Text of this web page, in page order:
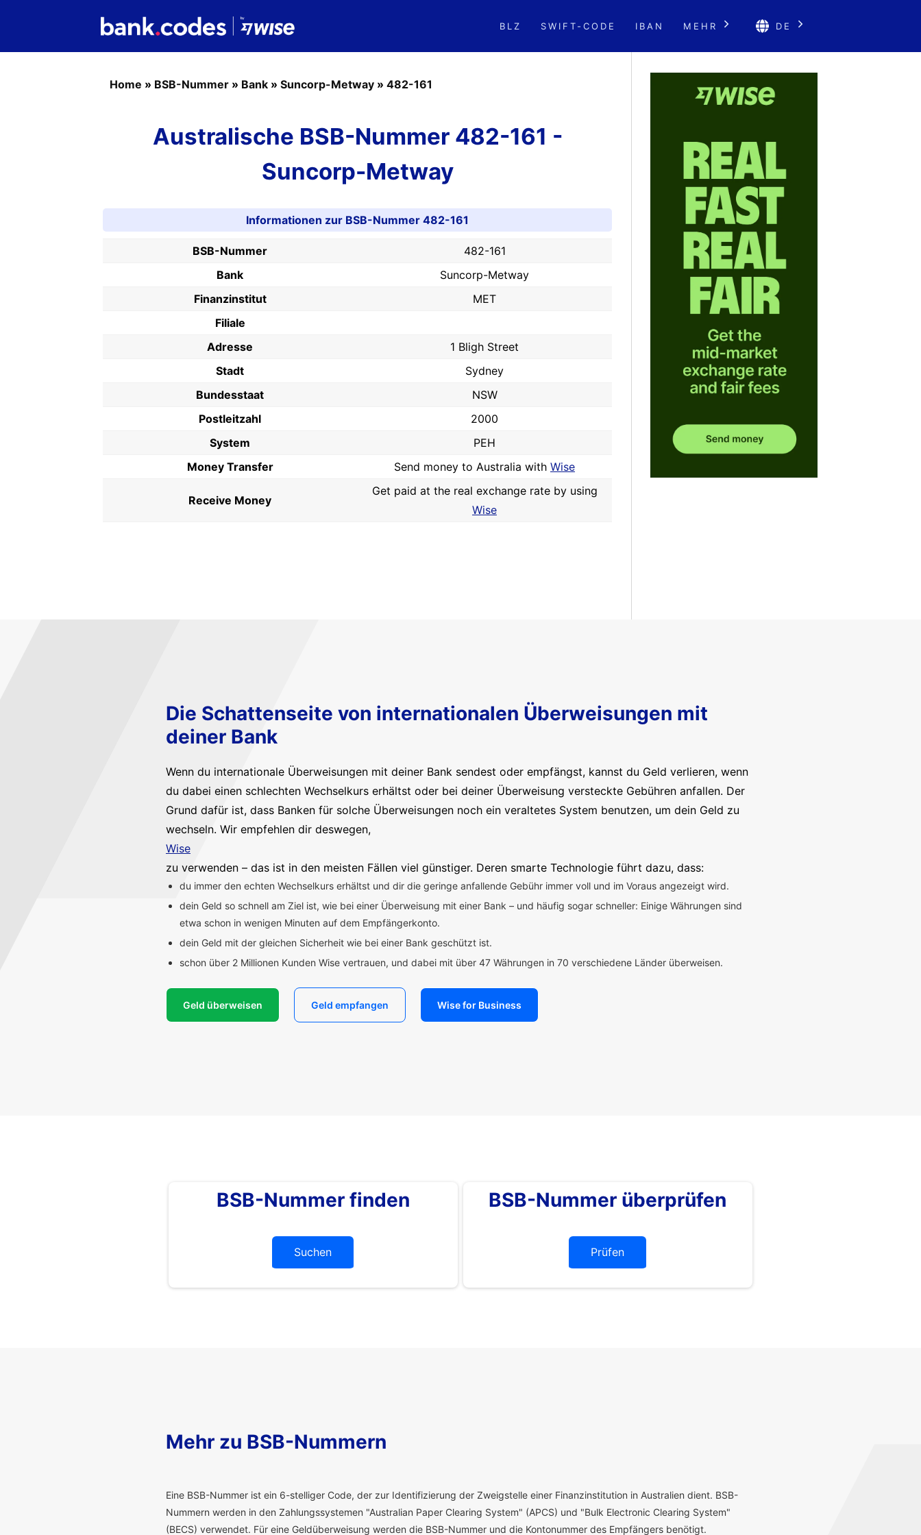
BLZ SWIFT-CODE IBAN MEHR DE
Home » BSB-Nummer » Bank » Suncorp-Metway » 482-161
Australische BSB-Nummer 482-161 -
Suncorp-Metway
Informationen zur BSB-Nummer 482-161
BSB-Nummer
482-161
Bank
Suncorp-Metway
Finanzinstitut
MET
Filiale
Adresse
1 Bligh Street
Stadt
Sydney
Bundesstaat
NSW
Postleitzahl
2000
System
PEH
Money Transfer
Send money to Australia with Wise
Receive Money
Get paid at the real exchange rate by using
Wise
Die Schattenseite von internationalen Überweisungen mit
deiner Bank
Wenn du internationale Überweisungen mit deiner Bank sendest oder empfängst, kannst du Geld verlieren, wenn
du dabei einen schlechten Wechselkurs erhältst oder bei deiner Überweisung versteckte Gebühren anfallen. Der
Grund dafür ist, dass Banken für solche Überweisungen noch ein veraltetes System benutzen, um dein Geld zu
wechseln. Wir empfehlen dir deswegen,
Wise
zu verwenden – das ist in den meisten Fällen viel günstiger. Deren smarte Technologie führt dazu, dass:
du immer den echten Wechselkurs erhältst und dir die geringe anfallende Gebühr immer voll und im Voraus angezeigt wird.
dein Geld so schnell am Ziel ist, wie bei einer Überweisung mit einer Bank – und häufig sogar schneller: Einige Währungen sind
etwa schon in wenigen Minuten auf dem Empfängerkonto.
dein Geld mit der gleichen Sicherheit wie bei einer Bank geschützt ist.
schon über 2 Millionen Kunden Wise vertrauen, und dabei mit über 47 Währungen in 70 verschiedene Länder überweisen.
Geld überweisen Geld empfangen Wise for Business
BSB-Nummer finden
Suchen
BSB-Nummer überprüfen
Prüfen
Mehr zu BSB-Nummern
Eine BSB-Nummer ist ein 6-stelliger Code, der zur Identifizierung der Zweigstelle einer Finanzinstitution in Australien dient. BSB-
Nummern werden in den Zahlungssystemen "Australian Paper Clearing System" (APCS) und "Bulk Electronic Clearing System"
(BECS) verwendet. Für eine Geldüberweisung werden die BSB-Nummer und die Kontonummer des Empfängers benötigt.